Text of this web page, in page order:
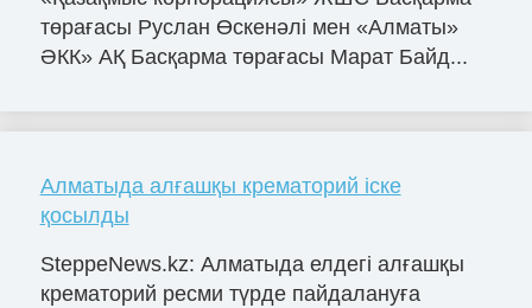
төрағасы Руслан Өскенәлі мен «Алматы»
ӘКК» АҚ Басқарма төрағасы Марат Байд...
Алматыда алғашқы крематорий іске
қосылды
SteppeNews.kz: Алматыда елдегі алғашқы
крематорий ресми түрде пайдалануға